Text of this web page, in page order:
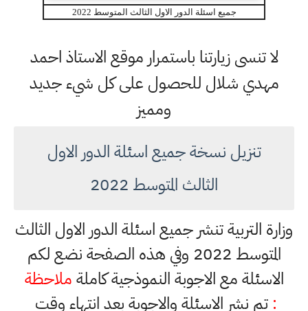
جميع اسئلة الدور الاول الثالث المتوسط 2022
لا تنسى زيارتنا باستمرار موقع الاستاذ احمد
مهدي شلال للحصول على كل شيء جديد
ومميز
تنزيل نسخة جميع اسئلة الدور الاول
الثالث المتوسط 2022
وزارة التربية تنشر جميع اسئلة الدور الاول الثالث
المتوسط 2022 وفي هذه الصفحة نضع لكم
الاسئلة مع الاجوبة النموذجية كاملةملاحظة
: تم نشر الاسئلة والاجوبة بعد انتهاء وقت